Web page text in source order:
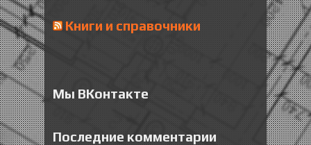
Книги и справочники
Мы ВКонтакте
Последние комментарии